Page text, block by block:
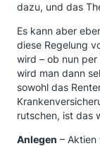
dazu, und das
Es kann aber
diese Regelung
wird – ob nun
wird man dann
sowohl das
rutschen, ist das
Anlegen – Aktien